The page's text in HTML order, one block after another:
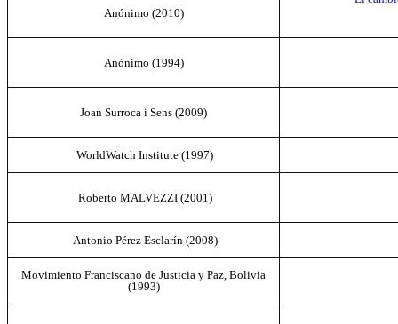
Anónimo (2010)
Anónimo (1994)
Joan Surroca i Sens (2009)
WorldWatch Institute (1997)
Roberto MALVEZZI (2001)
Antonio Pérez Esclarín (2008)
Movimiento Franciscano de Justicia y Paz, Bolivia
(1993)